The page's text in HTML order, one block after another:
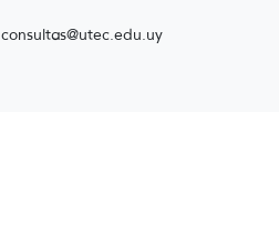
consultas@utec.edu.uy